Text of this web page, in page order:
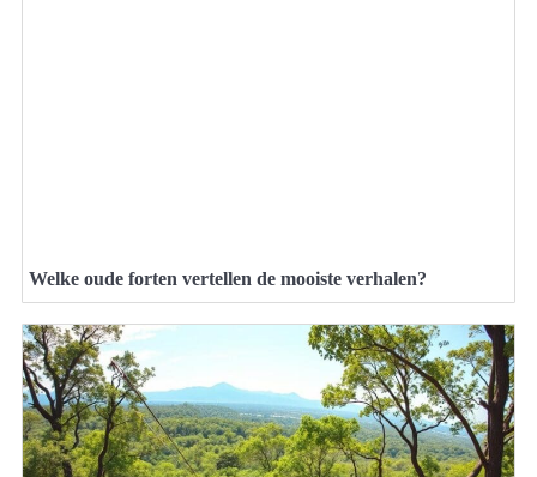
Welke oude forten vertellen de mooiste verhalen?